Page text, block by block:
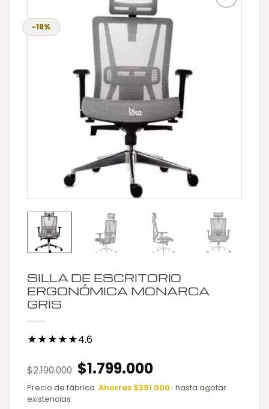
-18%
SILLA DE ESCRITORIO
ERGONÓMICA MONARCA
GRIS
★★★★★4.6
$2.190.000 Original
price
was:
$2.190.000.
$1.799.000Current
price
is:
$1.799.000.
Precio de fábrica. Ahorras $391.000 · hasta agotar
existencias